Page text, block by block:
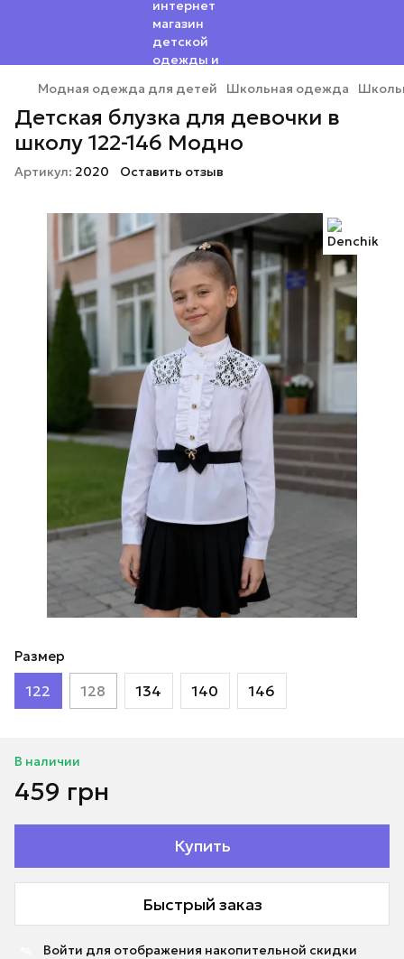
Модная одежда для детей Школьная одежда
Детская блузка для девочки в
школу 122-146 Модно
Артикул: 2020 Оставить отзыв
Размер
122 128 134 140 146
В наличии
459 грн
Купить
Быстрый заказ
Войти для отображения накопительной скидки